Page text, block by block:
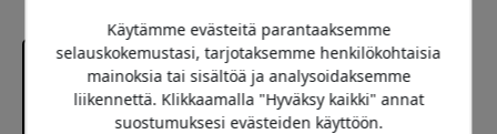
Käytämme evästeitä parantaaksemme
selauskokemustasi, tarjotaksemme henkilökohtaisia
mainoksia tai sisältöä ja analysoidaksemme
liikennettä. Klikkaamalla "Hyväksy kaikki" annat
suostumuksesi evästeiden käyttöön.